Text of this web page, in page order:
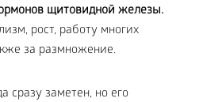
щитовидной железы.
рост, работу многих
за размножение.
сразу заметен, но его